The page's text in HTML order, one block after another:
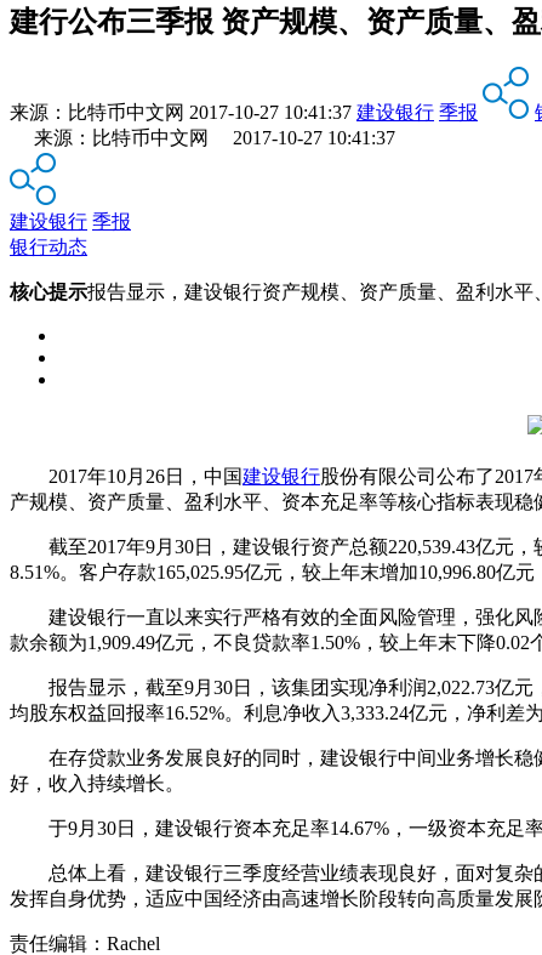
建行公布三季报 资产规模、资产质量、
来源： 比特币中文网 2017-10-27 10:41:37 建设银行 季报
来源：比特币中文网 2017-10-27 10:41:37
建设银行 季报
银行动态
核心提示报告显示，建设银行资产规模、资产质量、盈利水平
2017年10月26日，中国建设银行股份有限公司公布了
产规模、资产质量、盈利水平、资本充足率等核心指标表现稳
截至2017年9月30日，建设银行资产总额220,539.43亿元，
8.51%。客户存款165,025.95亿元，较上年末增加10,996.80亿元
建设银行一直以来实行严格有效的全面风险管理，强化风
款余额为1,909.49亿元，不良贷款率1.50%，较上年末下降
报告显示，截至9月30日，该集团实现净利润2,022.73亿元
均股东权益回报率16.52%。利息净收入3,333.24亿元，净利差
在存贷款业务发展良好的同时，建设银行中间业务增长稳
好，收入持续增长。
于9月30日，建设银行资本充足率14.67%，一级资本充足率
总体上看，建设银行三季度经营业绩表现良好，面对复杂
发挥自身优势，适应中国经济由高速增长阶段转向高质量发展
责任编辑：Rachel